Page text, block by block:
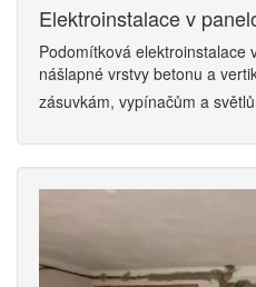
Elektroinstalace v
Podomítková elektroinstalace
nášlapné vrstvy betonu a
zásuvkám, vypínačům a